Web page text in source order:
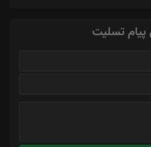
پیام تسلیت